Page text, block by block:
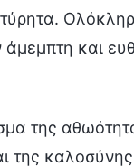
άμεμπτη και
της
της